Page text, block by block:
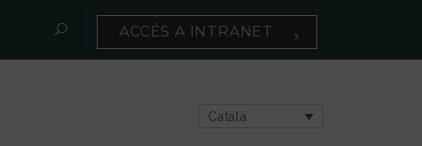
ACCÉS A INTRANET
Català